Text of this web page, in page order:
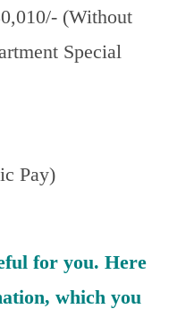
(Without
Special
Pay)
for you. Here
which you